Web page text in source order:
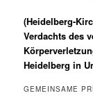
(Heidelberg-
Verdachts des
Heidelberg in
GEMEINSAME